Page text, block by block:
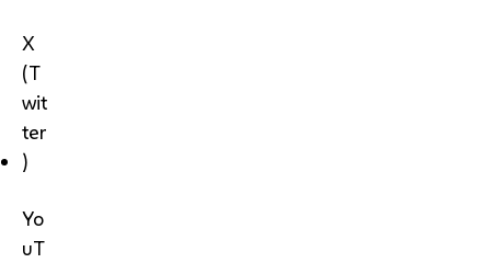
X
(T
wit
ter
)
Yo
uT